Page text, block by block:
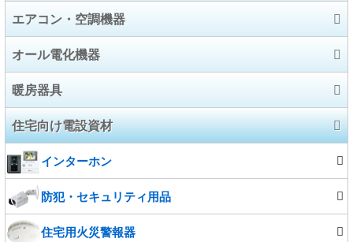
照明器具
施設照明
電球/ランプ
換気扇
エアコン・空調機器
業務用エアコン
ハウジングエアコン
ルームエアコン
エアコン部材
オール電化機器
エコキュート
電気温水器
IHクッキングヒーター
暖房器具
暖房器具
温水ルームヒーター
こたつ
住宅向け電設資材
インターホン
防犯・セキュリティ用品
住宅用火災警報器